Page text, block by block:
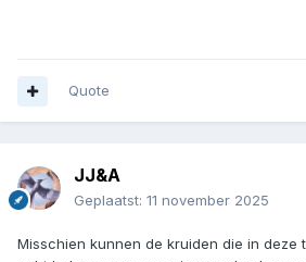
Quote
JJ&A
Geplaatst: 11 november 2025
Misschien kunnen de kruiden die in deze